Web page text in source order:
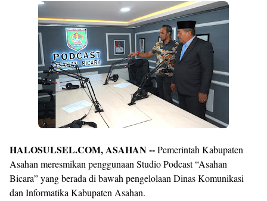
Premium
Raushan
Design
Templates
HALOSULSEL.COM, ASAHAN --Pemerintah Kabupaten
Asahan meresmikan penggunaan Studio Podcast “Asahan
Bicara” yang berada di bawah pengelolaan Dinas Komunikasi
dan Informatika Kabupaten Asahan.